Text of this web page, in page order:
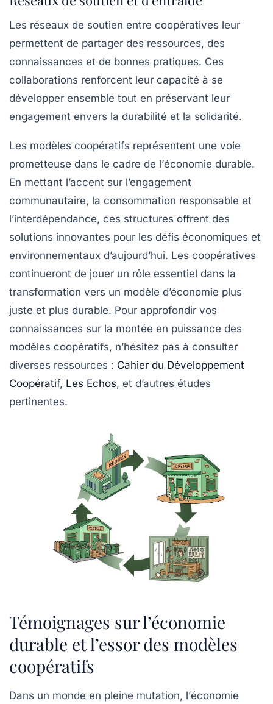
Les réseaux de soutien entre coopératives leur
permettent de partager des ressources, des
connaissances et de bonnes pratiques. Ces
collaborations renforcent leur capacité à se
développer ensemble tout en préservant leur
engagement envers la durabilité et la solidarité.
Les modèles coopératifs représentent une voie
prometteuse dans le cadre de l’économie durable.
En mettant l’accent sur l’engagement
communautaire, la consommation responsable et
l’interdépendance, ces structures offrent des
solutions innovantes pour les défis économiques et
environnementaux d’aujourd’hui. Les coopératives
continueront de jouer un rôle essentiel dans la
transformation vers un modèle d’économie plus
juste et plus durable. Pour approfondir vos
connaissances sur la montée en puissance des
modèles coopératifs, n’hésitez pas à consulter
diverses ressources : Cahier du Développement
Coopératif, Les Echos, et d’autres études
pertinentes.
Témoignages sur l’économie
durable et l’essor des modèles
coopératifs
Dans un monde en pleine mutation, l’économie